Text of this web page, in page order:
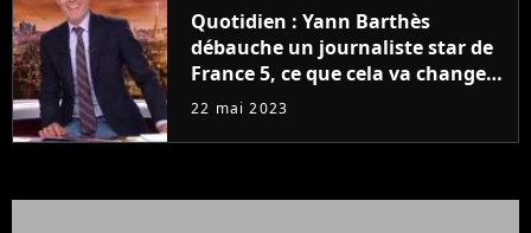
Quotidien : Yann Barthès
débauche un journaliste star de
France 5, ce que cela va changer
à la rentrée
22 mai 2023